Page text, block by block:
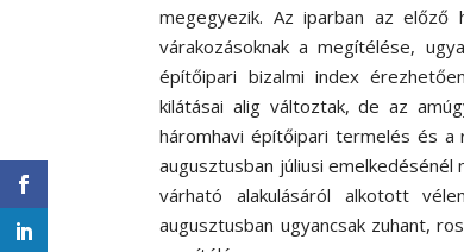
megegyezik. Az iparban az
várakozásoknak a megítélése,
építőipari bizalmi index
kilátásai alig változtak, de az
háromhavi építőipari termelés és a
augusztusban júliusi
várható alakulásáról alkotott
augusztusban ugyancsak zuhant,